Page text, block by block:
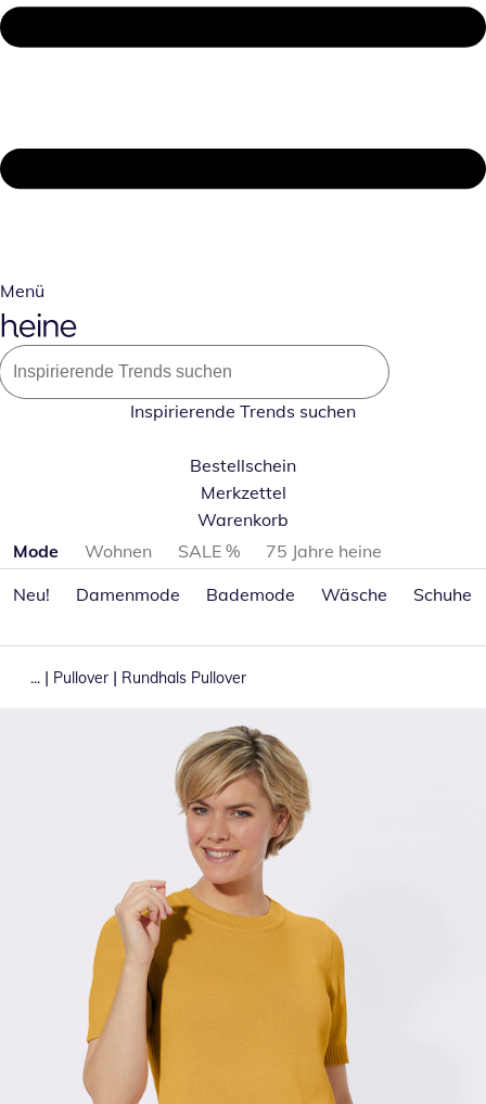
Menü
Inspirierende Trends suchen
Bestellschein
Merkzettel
Warenkorb
Produktkategorien überspringen
Mode Wohnen SALE %
75 Jahre heine
Neu!
Damenmode Bademode Wäsche Schuhe
... | Pullover | Rundhals Pullover